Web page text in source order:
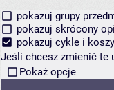
pokazuj grupy
pokazuj skrócony
pokazuj cykle i
Jeśli chcesz zmienić te
Pokaż opcje